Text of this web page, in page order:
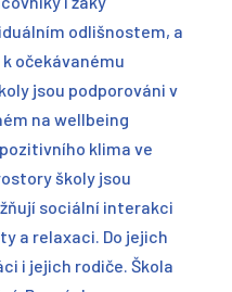
odlišnostem, a
očekávanému
jsou podporováni v
na wellbeing
klima ve
školy jsou
sociální interakci
a relaxaci. Do jejich
i jejich rodiče. Škola